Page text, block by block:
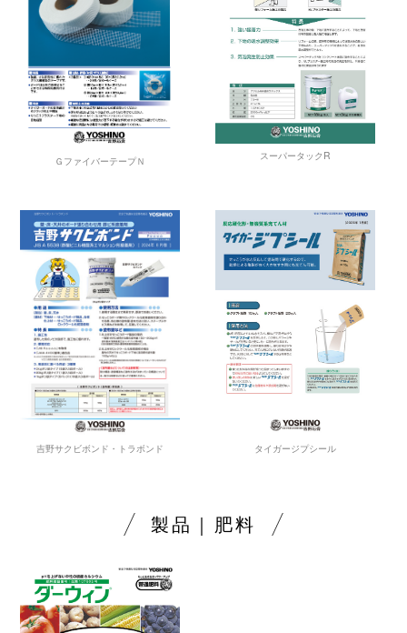
ＧファイバーテープＮ スーパータックR
吉野サクビボンド・トラボンド タイガージプシール
製品｜肥料